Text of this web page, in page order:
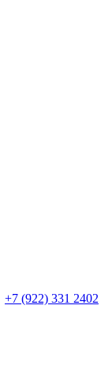
+7 (922) 331 2402